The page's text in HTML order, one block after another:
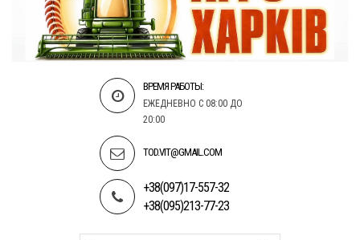
ВРЕМЯ РАБОТЫ:
ЕЖЕДНЕВНО С 08:00 ДО
20:00
TOD.VIT@GMAIL.COM
+38(097)17-557-32
+38(095)213-77-23